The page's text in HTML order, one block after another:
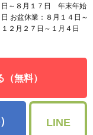
日～８月１７日 年末年始
お盆休業：８月１４日～
２月２７日～１月４日
無料）
LINE